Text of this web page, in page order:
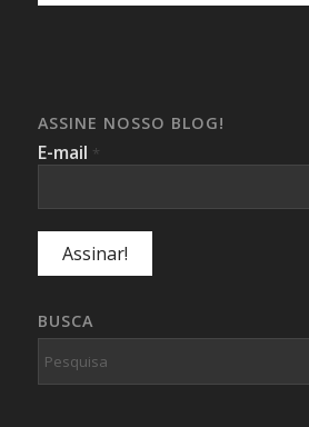
ASSINE NOSSO BLOG!
E-mail *
BUSCA